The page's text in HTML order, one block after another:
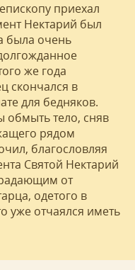
приехал
Нектарий был
была очень
же года
скончался в
для бедняков.
обмыть тело, сняв
рядом
благословляя
Святой Нектарий
от
одетого в
уже отчаялся иметь